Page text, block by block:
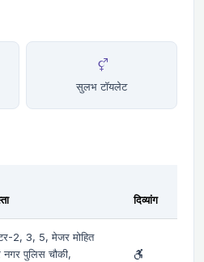
सुलभ टॉयलेट
दिव्यांग
2, 3, 5, मेजर मोहित
नगर पुलिस चौकी,